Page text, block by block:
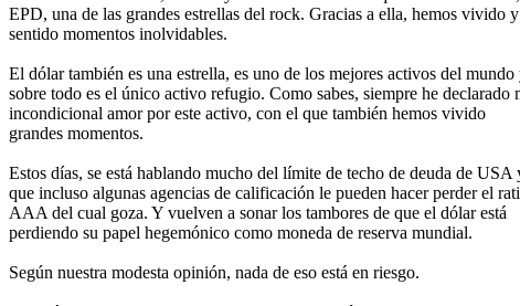
EPD, una de las grandes estrellas del rock. Gracias a ella, hemos vivido y
sentido momentos inolvidables.
El dólar también es una estrella, es uno de los mejores activos del mundo
sobre todo es el único activo refugio. Como sabes, siempre he declarado
incondicional amor por este activo, con el que también hemos vivido
grandes momentos.
Estos días, se está hablando mucho del límite de techo de deuda de USA
que incluso algunas agencias de calificación le pueden hacer perder el
AAA del cual goza. Y vuelven a sonar los tambores de que el dólar está
perdiendo su papel hegemónico como moneda de reserva mundial.
Según nuestra modesta opinión, nada de eso está en riesgo.